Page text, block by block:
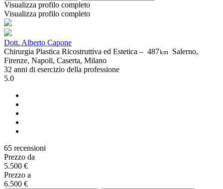
Visualizza profilo completo
Visualizza profilo completo
Dott. Alberto Capone
Chirurgia Plastica Ricostruttiva ed Estetica – 487km Salerno,
Firenze, Napoli, Caserta, Milano
32 anni di esercizio della professione
5.0
65 recensioni
Prezzo da
5.500 €
Prezzo a
6.500 €